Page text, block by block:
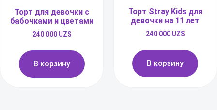
Торт для девочки с
бабочками и цветами
240 000 UZS
В корзину
Торт Stray Kids для
девочки на 11 лет
240 000 UZS
В корзину